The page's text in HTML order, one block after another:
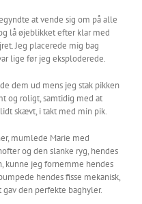
at vende sig om på alle
lå øjeblikket efter klar med
Jeg placerede mig bag
lige før jeg eksploderede.
dem ud mens jeg stak pikken
og roligt, samtidig med at
skævt, i takt med min pik.
mumlede Marie med
og den slanke ryg, hendes
kunne jeg fornemme hendes
hendes fisse mekanisk,
den perfekte baghyler.